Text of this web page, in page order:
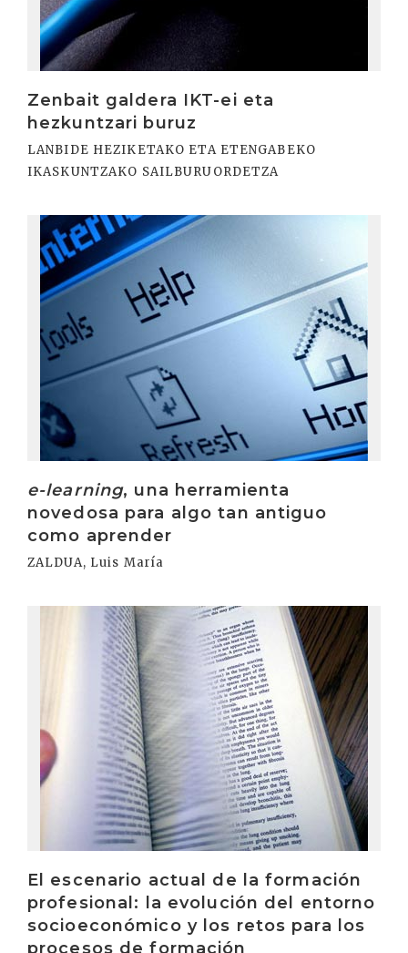
Zenbait galdera IKT-ei eta
hezkuntzari buruz
LANBIDE HEZIKETAKO ETA ETENGABEKO
IKASKUNTZAKO SAILBURUORDETZA
e-learning, una herramienta
novedosa para algo tan antiguo
como aprender
ZALDUA, Luis María
Irakurri
El escenario actual de la formación
profesional: la evolución del entorno
socioeconómico y los retos para los
procesos de formación